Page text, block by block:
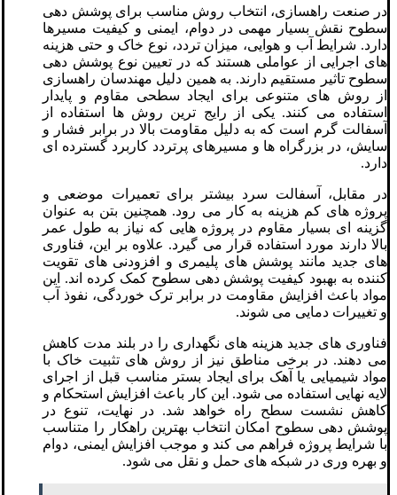
در صنعت راهسازی، انتخاب روش مناسب برای پوشش دهی
سطوح نقش بسیار مهمی در دوام، ایمنی و کیفیت مسیرها
دارد. شرایط آب و هوایی، میزان تردد، نوع خاک و حتی هزینه
های اجرایی از عواملی هستند که در تعیین نوع پوشش دهی
سطوح تاثیر مستقیم دارند. به همین دلیل مهندسان راهسازی
از روش های متنوعی برای ایجاد سطحی مقاوم و پایدار
استفاده می کنند. یکی از رایج ترین روش ها استفاده از
آسفالت گرم است که به دلیل مقاومت بالا در برابر فشار و
سایش، در بزرگراه ها و مسیرهای پرتردد کاربرد گسترده ای
دارد.
در مقابل، آسفالت سرد بیشتر برای تعمیرات موضعی و
پروژه های کم هزینه به کار می رود. همچنین بتن به عنوان
گزینه ای بسیار مقاوم در پروژه هایی که نیاز به طول عمر
بالا دارند مورد استفاده قرار می گیرد. علاوه بر این، فناوری
های جدید مانند پوشش های پلیمری و افزودنی های تقویت
کننده به بهبود کیفیت پوشش دهی سطوح کمک کرده اند. این
مواد باعث افزایش مقاومت در برابر ترک خوردگی، نفوذ آب
و تغییرات دمایی می شوند.
فناوری های جدید هزینه های نگهداری را در بلند مدت کاهش
می دهند. در برخی مناطق نیز از روش های تثبیت خاک با
مواد شیمیایی یا آهک برای ایجاد بستر مناسب قبل از اجرای
لایه نهایی استفاده می شود. این کار باعث افزایش استحکام و
کاهش نشست سطح راه خواهد شد. در نهایت، تنوع در
پوشش دهی سطوح امکان انتخاب بهترین راهکار را متناسب
با شرایط پروژه فراهم می کند و موجب افزایش ایمنی، دوام
و بهره وری در شبکه های حمل و نقل می شود.